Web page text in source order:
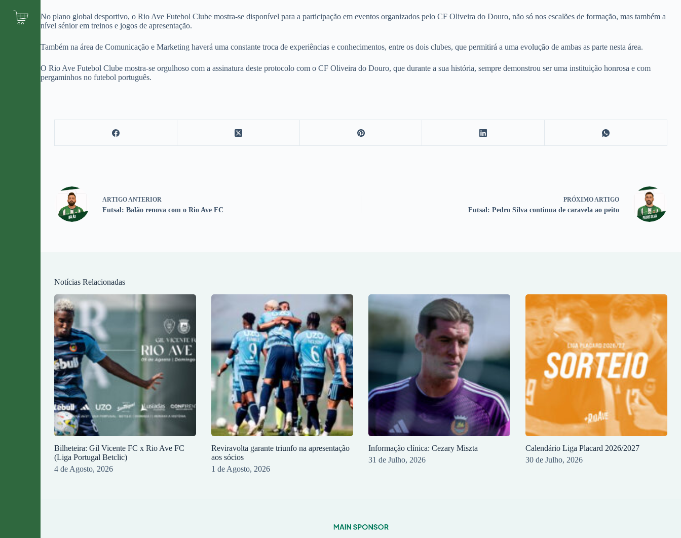
No plano global desportivo, o Rio Ave Futebol Clube mostra-se disponível para a participação em eventos organizados pelo CF Oliveira do Douro, não só nos escalões de formação, mas também a
nível sénior em treinos e jogos de apresentação.
Também na área de Comunicação e Marketing haverá uma constante troca de experiências e conhecimentos, entre os dois clubes, que permitirá a uma evolução de ambas as parte nesta área.
O Rio Ave Futebol Clube mostra-se orgulhoso com a assinatura deste protocolo com o CF Oliveira do Douro, que durante a sua história, sempre demonstrou ser uma instituição honrosa e com
pergaminhos no futebol português.
ARTIGO ANTERIOR
Futsal: Balão renova com o Rio Ave FC
PRÓXIMO ARTIGO
Futsal: Pedro Silva continua de caravela ao peito
Notícias Relacionadas
Bilheteira: Gil Vicente FC x Rio Ave FC
(Liga Portugal Betclic)
4 de Agosto, 2026
Reviravolta garante triunfo na apresentação
aos sócios
1 de Agosto, 2026
Informação clínica: Cezary Miszta
31 de Julho, 2026
Calendário Liga Placard 2026/2027
30 de Julho, 2026